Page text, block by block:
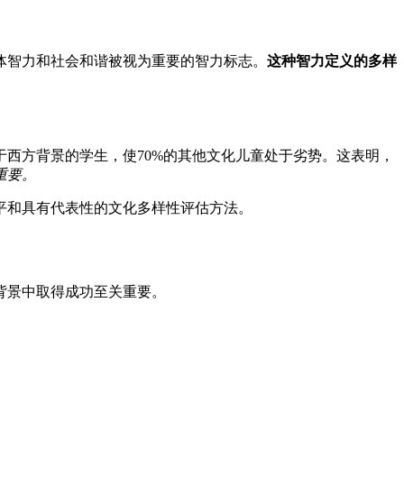
力和社会和谐被视为重要的智力标志。 这种智力定义的多样
方背景的学生，使70%的其他文化儿童处于劣势。这表明，
。
具有代表性的文化多样性评估方法。
中取得成功至关重要。